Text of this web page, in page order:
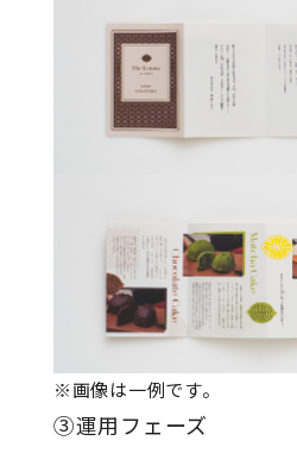
※画像は一例です。
③運用フェーズ